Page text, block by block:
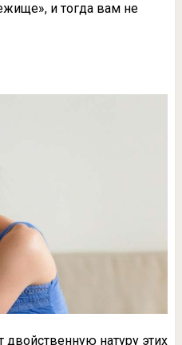
и тогда вам не
двойственную натуру этих